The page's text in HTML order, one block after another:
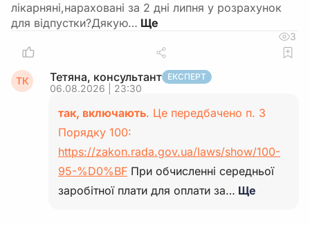
лікарняні,нараховані за 2 дні липня у розрахунок
для відпустки?Дякую…
3
ТК Тетяна, консультант ЕКСПЕРТ
06.08.2026 | 23:30
так, включають. Це передбачено п. 3
Порядку 100:
https://zakon.rada.gov.ua/laws/show/100-
95-%D0%BF При обчисленні середньої
заробітної плати для оплати за… Ще